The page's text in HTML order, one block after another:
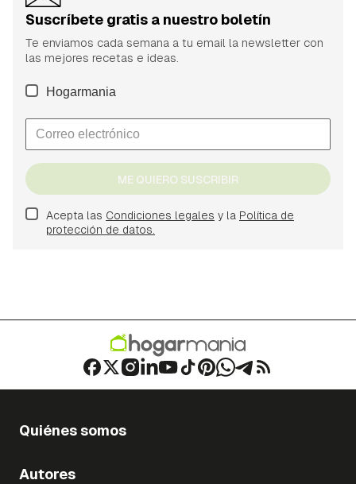
Suscríbete gratis a nuestro boletín
Te enviamos cada semana a tu email la newsletter con
las mejores recetas e ideas.
Hogarmania
ME QUIERO SUSCRIBIR
Acepta las Condiciones legales y la Política de
protección de datos.
Quiénes somos
Autores